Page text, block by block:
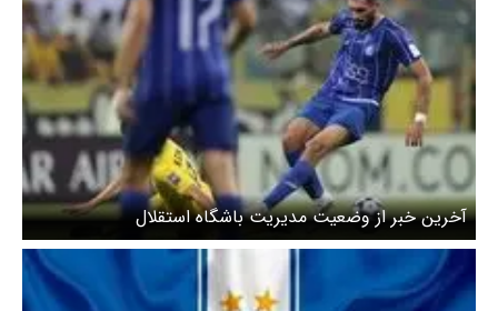
آخرین خبر از وضعیت مدیریت باشگاه استقلال